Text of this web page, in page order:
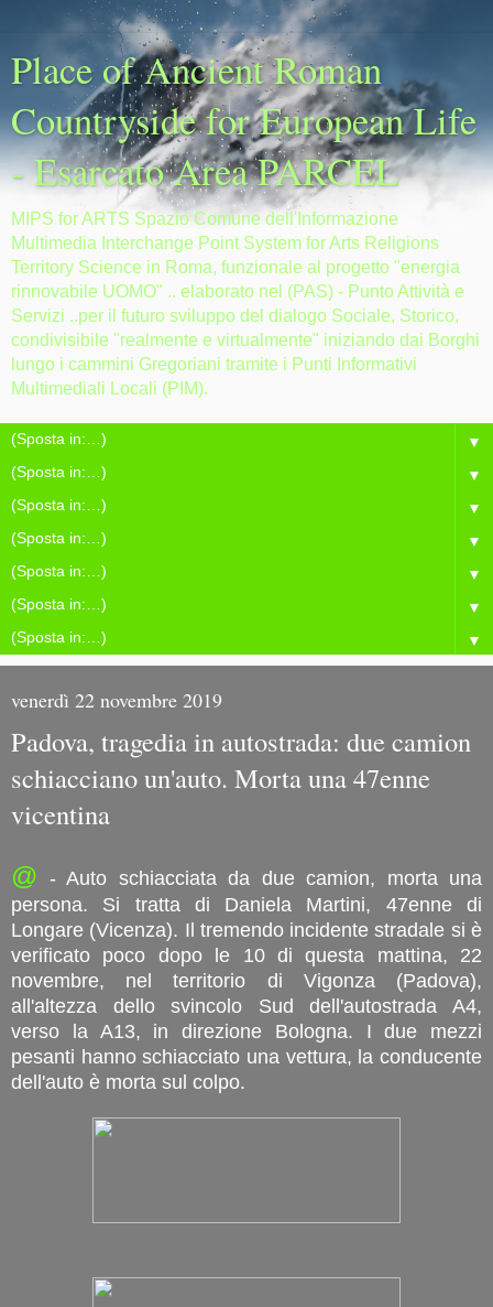
Place of Ancient Roman
Countryside for European Life
- Esarcato Area PARCEL
MIPS for ARTS Spazio Comune dell'Informazione
Multimedia Interchange Point System for Arts Religions
Territory Science in Roma, funzionale al progetto "energia
rinnovabile UOMO" .. elaborato nel (PAS) - Punto Attività e
Servizi ..per il futuro sviluppo del dialogo Sociale, Storico,
condivisibile "realmente e virtualmente" iniziando dai Borghi
lungo i cammini Gregoriani tramite i Punti Informativi
Multimediali Locali (PIM).
▼
▼
▼
▼
▼
▼
▼
venerdì 22 novembre 2019
Padova, tragedia in autostrada: due camion
schiacciano un'auto. Morta una 47enne
vicentina
@ - Auto schiacciata da due camion, morta una
persona. Si tratta di Daniela Martini, 47enne di
Longare (Vicenza). Il tremendo incidente stradale si è
verificato poco dopo le 10 di questa mattina, 22
novembre, nel territorio di Vigonza (Padova),
all'altezza dello svincolo Sud dell'autostrada A4,
verso la A13, in direzione Bologna. I due mezzi
pesanti hanno schiacciato una vettura, la conducente
dell'auto è morta sul colpo.